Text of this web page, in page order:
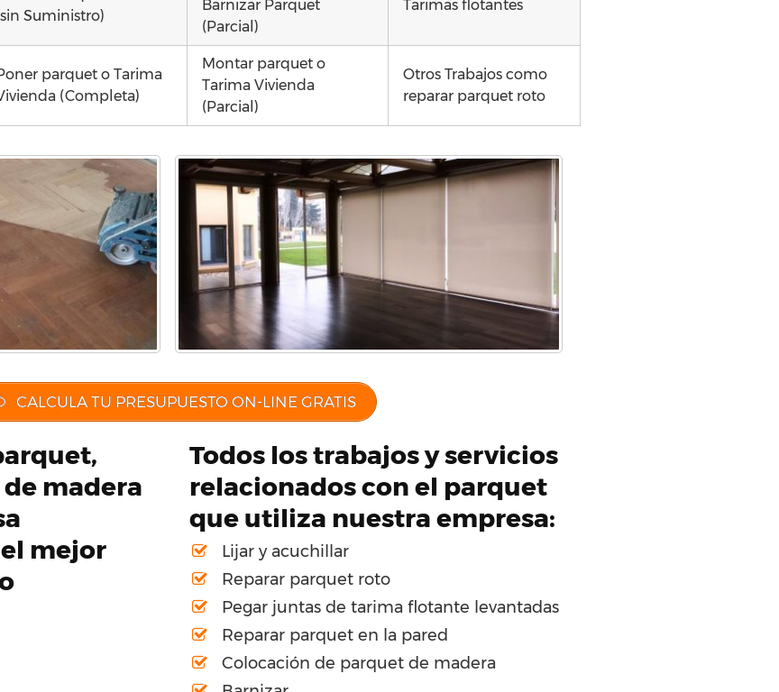
Suministro)
Barnizar Parquet
(Parcial)
Tarimas flotantes
parquet o Tarima
(Completa)
Montar parquet o
Tarima Vivienda
(Parcial)
Otros Trabajos como
reparar parquet roto
CALCULA TU PRESUPUESTO ON-LINE GRATIS
madera
mejor
Todos los trabajos y servicios
relacionados con el parquet
que utiliza nuestra empresa:
Lijar y acuchillar
Reparar parquet roto
Pegar juntas de tarima flotante levantadas
Reparar parquet en la pared
Colocación de parquet de madera